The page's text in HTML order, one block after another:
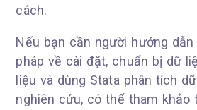
cách.
Nếu bạn cần người hướng
pháp về cài đặt, chuẩn bị dữ
liệu và dùng Stata phân tích
nghiên cứu, có thể tham